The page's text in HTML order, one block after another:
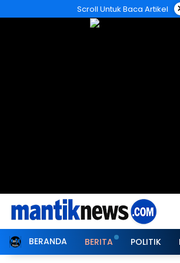
ke
Scroll Untuk Baca Artikel
BERANDA BERITA POLITIK